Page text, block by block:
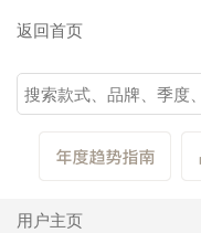
返回首页
用户主页